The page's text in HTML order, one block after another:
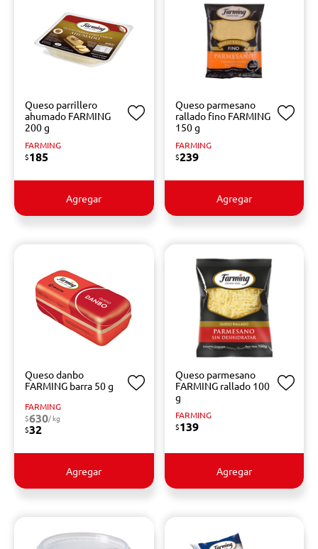
Queso parrillero
ahumado FARMING
200 g
FARMING
$185
Agregar
Queso parmesano
rallado fino FARMING
150 g
FARMING
$239
Agregar
Queso danbo
FARMING barra 50 g
FARMING
$630/ kg
$32
Agregar
Queso parmesano
FARMING rallado 100
g
FARMING
$139
Agregar